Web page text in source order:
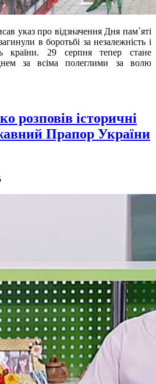
указ про відзначення Дня пам`яті
в боротьбі за незалежність і
країни. 29 серпня тепер стане
за всіма полеглими за волю
розповів історичні
Прапор України